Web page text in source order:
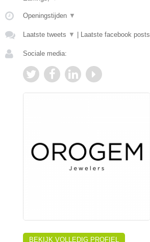
Openingstijden ▼
Laatste tweets ▼ Laatste facebook posts
Sociale media:
BEKIJK VOLLEDIG PROFIEL